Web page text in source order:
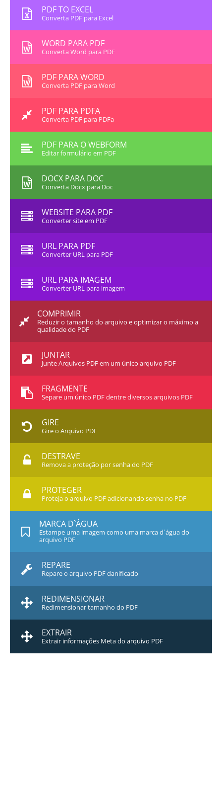
PDF TO EXCEL
Converta PDF para Excel
WORD PARA PDF
Converta Word para PDF
PDF PARA WORD
Converta PDF para Word
PDF PARA PDFA
Converta PDF para PDFa
PDF PARA O WEBFORM
Editar formulário em PDF
DOCX PARA DOC
Converta Docx para Doc
WEBSITE PARA PDF
Converter site em PDF
URL PARA PDF
Converter URL para PDF
URL PARA IMAGEM
Converter URL para imagem
COMPRIMIR
Reduzir o tamanho do arquivo e optimizar o máximo a
qualidade do PDF
JUNTAR
Junte Arquivos PDF em um único arquivo PDF
FRAGMENTE
Separe um único PDF dentre diversos arquivos PDF
GIRE
Gire o Arquivo PDF
DESTRAVE
Remova a proteção por senha do PDF
PROTEGER
Proteja o arquivo PDF adicionando senha no PDF
MARCA D`ÁGUA
Estampe uma imagem como uma marca d`água do
arquivo PDF
REPARE
Repare o arquivo PDF danificado
REDIMENSIONAR
Redimensionar tamanho do PDF
EXTRAIR
Extrair informações Meta do arquivo PDF